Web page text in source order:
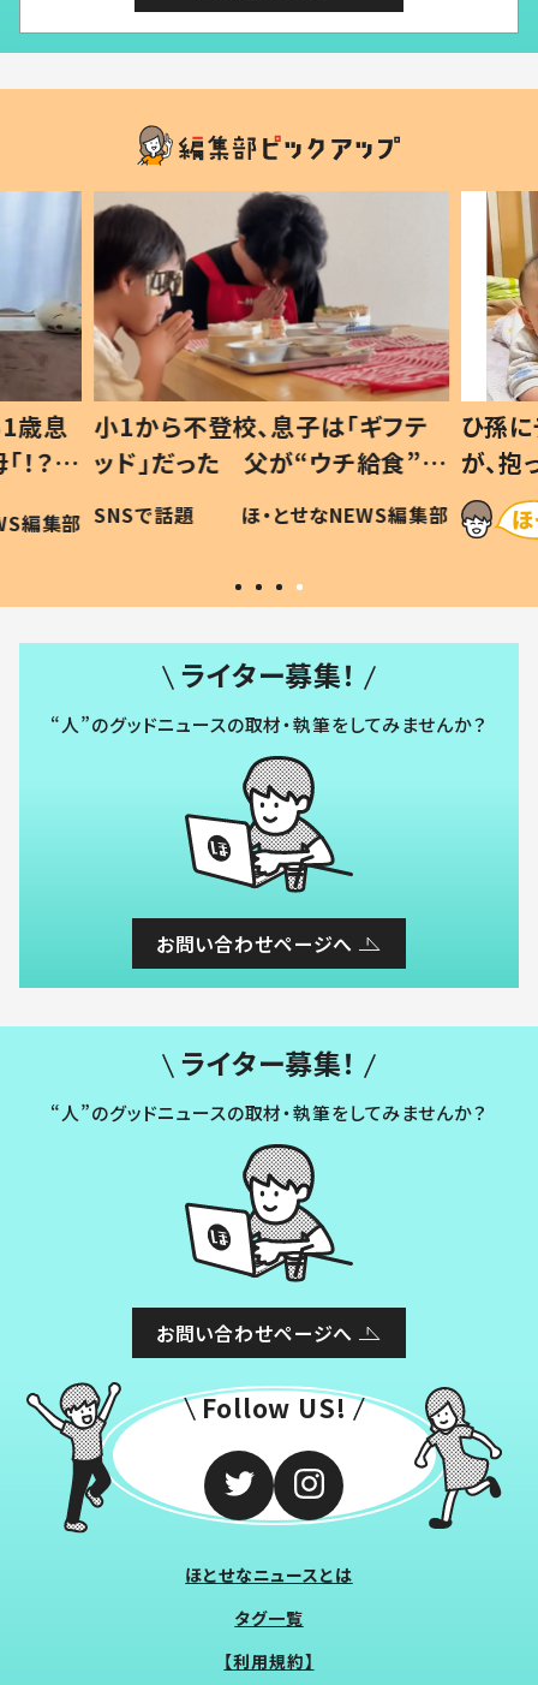
歳息
？」
編集部
小1から不登校、息子は「ギフテ
ッド」だった 父が“ウチ給食”を
作り続ける理由とは #令和の親
#令和の子
SNSで話題 ほ・とせなNEWS編集部
ひ孫
が、
「涙が
い」
ライター募集！
“人”のグッドニュースの取材・執筆をしてみませんか？
お問い合わせページへ
ライター募集！
“人”のグッドニュースの取材・執筆をしてみませんか？
お問い合わせページへ
Follow US!
ほとせなニュースとは
タグ一覧
【利用規約】